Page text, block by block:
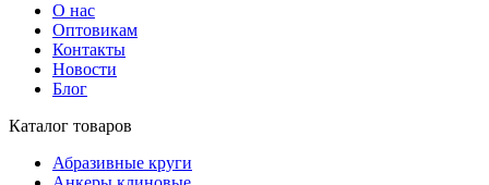
О нас
Оптовикам
Контакты
Новости
Блог
Каталог товаров
Абразивные круги